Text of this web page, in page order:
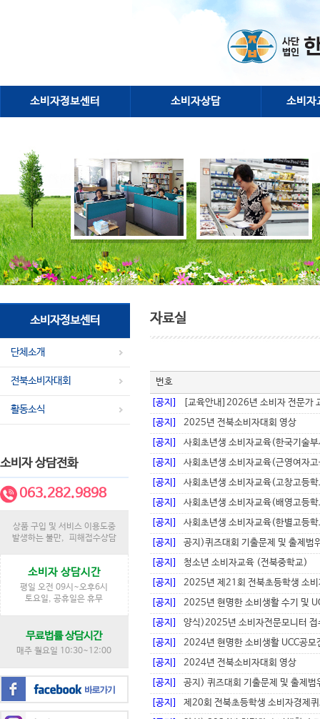
소비자정보센터 소비자상담 소비자
소비자정보센터
단체소개
전북소비자대회
활동소식
소비자 상담전화
063.282.9898
상품 구입 및 서비스 이용도중
발생하는 불만, 피해접수상담
소비자 상담시간
평일 오전 09시~오후6시
토요일, 공휴일은 휴무
무료법률 상담시간
매주 월요일 10:30~12:00
자료실
번호
[공지]
[교육안내]2026년 소비자 전문가
[공지]
2025년 전북소비자대회 영상
[공지]
사회초년생 소비자교육(한국기술
[공지]
사회초년생 소비자교육(근영여자
[공지]
사회초년생 소비자교육(고창고등
[공지]
사회초년생 소비자교육(배영고등
[공지]
사회초년생 소비자교육(한별고등
[공지]
공지)퀴즈대회 기출문제 및 출제범
[공지]
청소년 소비자교육 (전북중학교)
[공지]
2025년 제21회 전북초등학생 소비
[공지]
2025년 현명한 소비생활 수기 및
[공지]
양식)2025년 소비자전문모니터 접
[공지]
2024년 현명한 소비생활 UCC공모
[공지]
2024년 전북소비자대회 영상
[공지]
공지) 퀴즈대회 기출문제 및 출제범
[공지]
제20회 전북초등학생 소비자경제